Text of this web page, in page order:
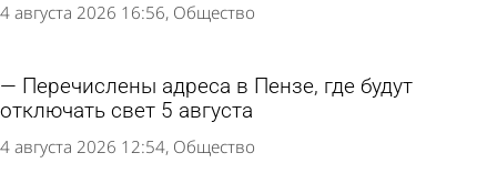
4 августа 2026 16:56 Общество
Перечислены адреса в Пензе, где будут
отключать свет 5 августа
4 августа 2026 12:54 Общество